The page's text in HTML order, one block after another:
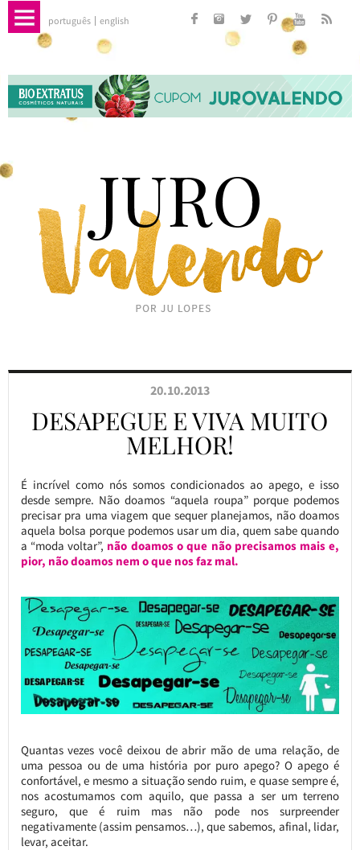
português english
20.10.2013
DESAPEGUE E VIVA MUITO
MELHOR!
É incrível como nós somos condicionados ao apego, e isso
desde sempre. Não doamos “aquela roupa” porque podemos
precisar pra uma viagem que sequer planejamos, não doamos
aquela bolsa porque podemos usar um dia, quem sabe quando
a “moda voltar”, não doamos o que não precisamos mais e,
pior, não doamos nem o que nos faz mal.
Quantas vezes você deixou de abrir mão de uma relação, de
uma pessoa ou de uma história por puro apego? O apego é
confortável, e mesmo a situação sendo ruim, e quase sempre é,
nos acostumamos com aquilo, que passa a ser um terreno
seguro, que é ruim mas não pode nos surpreender
negativamente (assim pensamos…), que sabemos, afinal, lidar,
levar, aceitar.